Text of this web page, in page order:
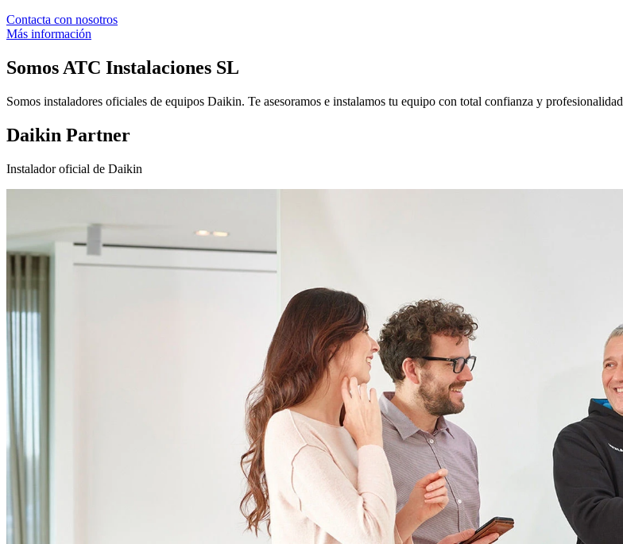
Contacta con nosotros
Más información
Somos ATC Instalaciones SL
Somos instaladores oficiales de equipos Daikin. Te asesoramos e instalamos tu equipo con total confianza y profesionalidad
Daikin Partner
Instalador oficial de Daikin